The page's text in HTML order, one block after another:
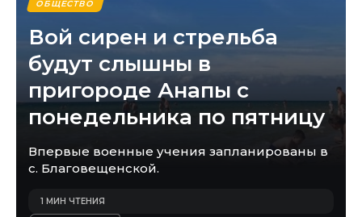
ОБЩЕСТВО
Вой сирен и стрельба
будут слышны в
пригороде Анапы с
понедельника по пятницу
Впервые военные учения запланированы в
с. Благовещенской.
1 МИН ЧТЕНИЯ